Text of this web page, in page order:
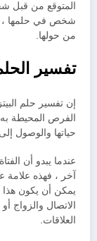
المتوقع من قبل
شخص في حلمها ،
من حولها.
تفسير
إن تفسير حلم
الفرص المحيطة
حياتها والوصول
عندما يبدو أن
آخر ، فهذه
يمكن أن يكون
الاتصال والزواج
العلاقات.